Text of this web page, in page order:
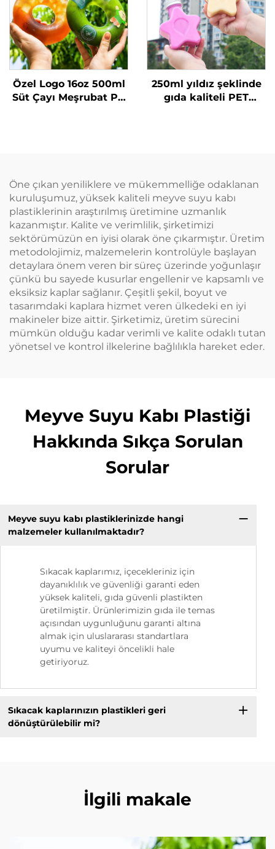
uygun
Özel Logo 16oz 500ml
Süt Çayı Meşrubat PP
250ml yıldız şeklinde
gıda kaliteli PET
uygun
Öne çıkan yeniliklere ve mükemmelliğe odaklanan
kuruluşumuz, yüksek kaliteli meyve suyu kabı
plastiklerinin araştırılmış üretimine uzmanlık
kazanmıştır. Kalite ve verimlilik, şirketimizi
sektörümüzün en iyisi olarak öne çıkarmıştır. Üretim
metodolojimiz, malzemelerin kontrolüyle başlayan
detaylara önem veren bir süreç üzerinde yoğunlaşır
çünkü bu sayede kusurlar engellenir ve kapsamlı ve
eksiksiz kaplar sağlanır. Çeşitli şekil, boyut ve
tasarımdaki kaplara hizmet veren ülkedeki en iyi
makineler bize aittir. Şirketimiz, üretim sürecini
mümkün olduğu kadar verimli ve kalite odaklı tutan
yönetsel ve kontrol ilkelerine bağlılıkla hareket eder.
Meyve Suyu Kabı Plastiği
Hakkında Sıkça Sorulan
Sorular
Meyve suyu kabı plastiklerinizde hangi
malzemeler kullanılmaktadır?
Sıkacak kaplarımız, içecekleriniz için
dayanıklılık ve güvenliği garanti eden
yüksek kaliteli, gıda güvenli plastikten
üretilmiştir. Ürünlerimizin gıda ile temas
açısından uygunluğunu garanti altına
almak için uluslararası standartlara
uyumu ve kaliteyi öncelikli hale
getiriyoruz.
Sıkacak kaplarınızın plastikleri geri
dönüştürülebilir mi?
İlgili makale